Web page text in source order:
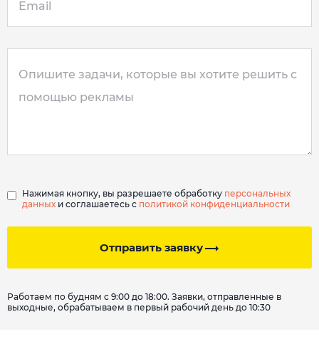
Отправить заявку
Нажимая кнопку, вы разрешаете обработку персональных
данных и соглашаетесь с политикой конфиденциальности
Работаем по будням с 9:00 до 18:00. Заявки, отправленные в
выходные, обрабатываем в первый рабочий день до 10:30